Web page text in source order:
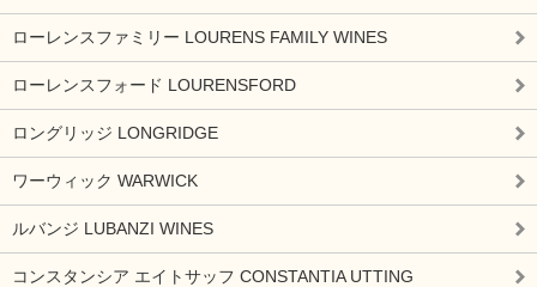
ローレンスファミリー LOURENS FAMILY WINES
ローレンスフォード LOURENSFORD
ロングリッジ LONGRIDGE
ワーウィック WARWICK
ルバンジ LUBANZI WINES
コンスタンシア エイトサッフ CONSTANTIA UTTING